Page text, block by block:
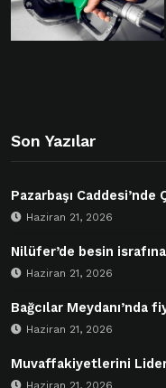
Son Yazılar
Pazarbaşı Caddesi’nde
Haziran 21, 2026
Nilüfer’de besin
Haziran 21, 2026
Bağcılar Meydanı’nda
Haziran 21, 2026
Muvaffakiyetlerini
Haziran 21, 2026